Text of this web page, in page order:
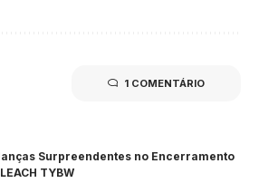
1 COMENTÁRIO
Surpreendentes no Encerramento
TYBW